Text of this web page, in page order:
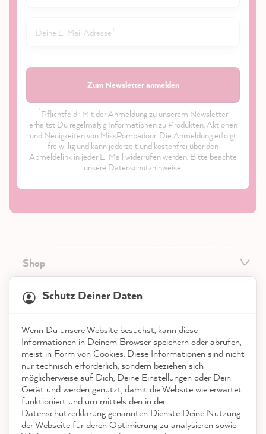
Zum Newsletter anmelden
*Pflichtfeld · Mit der Anmeldung zu unserem Newsletter
erhältst Du regelmäßig Informationen zu Produkten, Aktionen
und Neuigkeiten von MissPompadour. Die Anmeldung erfolgt
freiwillig und kann jederzeit und kostenfrei über den
Abmeldelink in jeder E-Mail widerrufen werden. Bitte beachte
unsere Datenschutzhinweise.
Shop
Service
Kontakt
App herunterladen
Auszeichnungen
Social Media
Schutz Deiner Daten
Wenn Du unsere Website besuchst, kann diese
Informationen in Deinem Browser speichern oder abrufen,
meist in Form von Cookies. Diese Informationen sind nicht
nur technisch erforderlich, sondern beziehen sich
möglicherweise auf Dich, Deine Einstellungen oder Dein
Gerät und werden genutzt, damit die Website wie erwartet
funktioniert und um mittels den in der
Datenschutzerklärung genannten Dienste Deine Nutzung
der Webseite für deren Optimierung zu analysieren sowie
reviews-io
Anonym
Verifizierter Kunde